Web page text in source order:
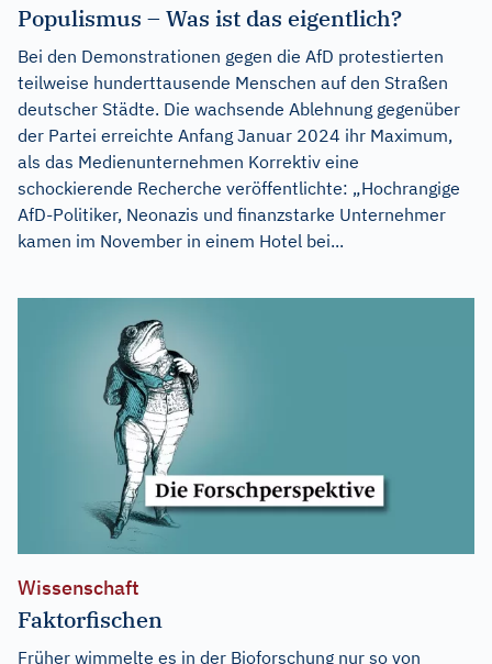
Populismus – Was ist das eigentlich?
Bei den Demonstrationen gegen die AfD protestierten
teilweise hunderttausende Menschen auf den Straßen
deutscher Städte. Die wachsende Ablehnung gegenüber
der Partei erreichte Anfang Januar 2024 ihr Maximum,
als das Medienunternehmen Korrektiv eine
schockierende Recherche veröffentlichte: „Hochrangige
AfD-Politiker, Neonazis und finanzstarke Unternehmer
kamen im November in einem Hotel bei...
Wissenschaft
Faktorfischen
Früher wimmelte es in der Bioforschung nur so von